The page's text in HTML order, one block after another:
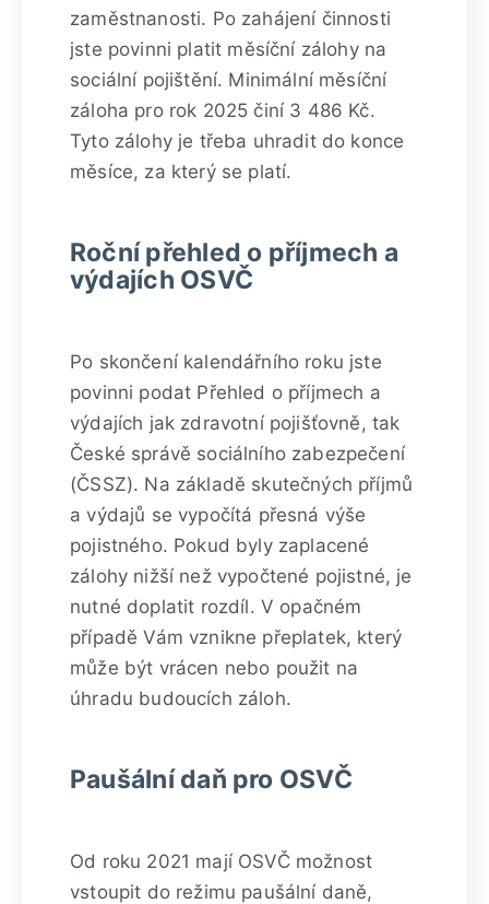
zaměstnanosti. Po zahájení činnosti
jste povinni platit měsíční zálohy na
sociální pojištění. Minimální měsíční
záloha pro rok 2025 činí 3 486 Kč.
Tyto zálohy je třeba uhradit do konce
měsíce, za který se platí.
Roční přehled o příjmech a
výdajích OSVČ
Po skončení kalendářního roku jste
povinni podat Přehled o příjmech a
výdajích jak zdravotní pojišťovně, tak
České správě sociálního zabezpečení
(ČSSZ). Na základě skutečných příjmů
a výdajů se vypočítá přesná výše
pojistného. Pokud byly zaplacené
zálohy nižší než vypočtené pojistné, je
nutné doplatit rozdíl. V opačném
případě Vám vznikne přeplatek, který
může být vrácen nebo použit na
úhradu budoucích záloh.
Paušální daň pro OSVČ
Od roku 2021 mají OSVČ možnost
vstoupit do režimu paušální daně,